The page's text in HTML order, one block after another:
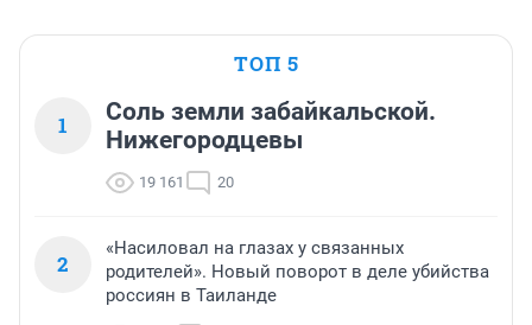
ТОП 5
1
Соль земли забайкальской.
Нижегородцевы
19 161 20
2
«Насиловал на глазах у связанных
родителей». Новый поворот в деле убийства
россиян в Таиланде